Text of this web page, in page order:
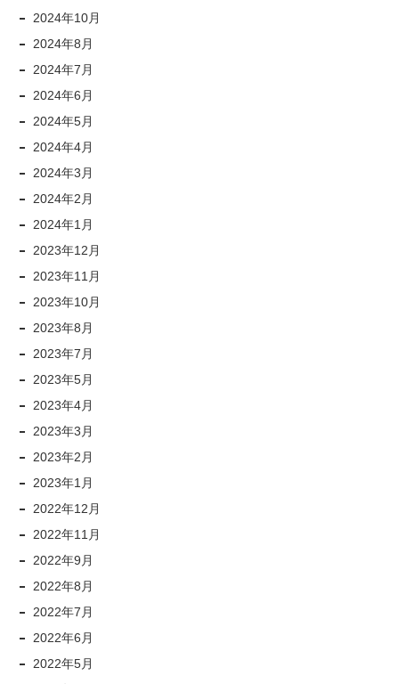
2024年10月
2024年8月
2024年7月
2024年6月
2024年5月
2024年4月
2024年3月
2024年2月
2024年1月
2023年12月
2023年11月
2023年10月
2023年8月
2023年7月
2023年5月
2023年4月
2023年3月
2023年2月
2023年1月
2022年12月
2022年11月
2022年9月
2022年8月
2022年7月
2022年6月
2022年5月